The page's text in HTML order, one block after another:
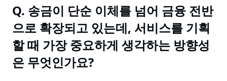
Q. 송금이 단순 이체를 넘어 금융 전반
으로 확장되고 있는데, 서비스를 기획
할 때 가장 중요하게 생각하는 방향성
은 무엇인가요?